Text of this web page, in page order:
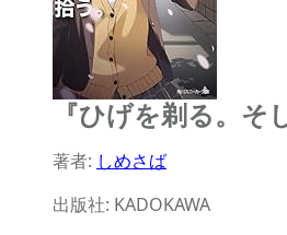
『ひげを剃る。
著者: しめさば
出版社: KADOKAWA